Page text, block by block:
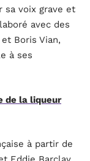
sa voix grave et
avec des
Boris Vian,
à ses
de la liqueur
à partir de